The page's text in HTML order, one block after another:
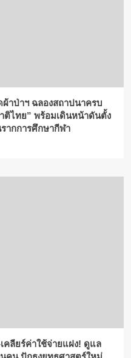
าป่าฯ ฉลองสถาปนาครบ
ติไทย” พร้อมเดินหน้าดันตั้ง
ากการศึกษากีฬา
ลียร์ค่าใช้จ่ายแฝง! ดูแล